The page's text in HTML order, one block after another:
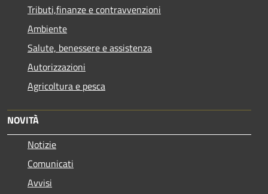
Tributi,finanze e contravvenzioni
Ambiente
Salute, benessere e assistenza
Autorizzazioni
Agricoltura e pesca
NOVITÀ
Notizie
Comunicati
Avvisi